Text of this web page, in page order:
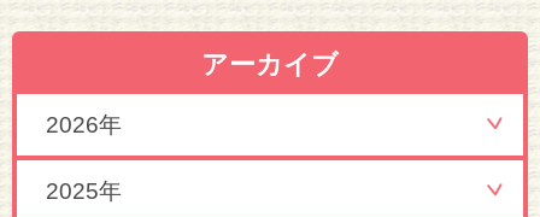
アーカイブ
2026年
2025年